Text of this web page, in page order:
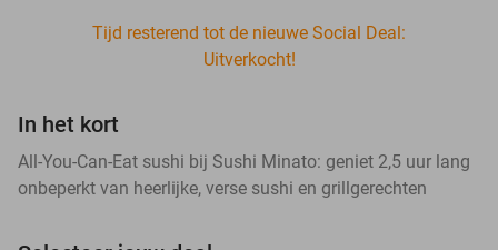
Tijd resterend tot de nieuwe Social Deal:
Uitverkocht!
In het kort
All-You-Can-Eat sushi bij Sushi Minato: geniet 2,5 uur lang
onbeperkt van heerlijke, verse sushi en grillgerechten